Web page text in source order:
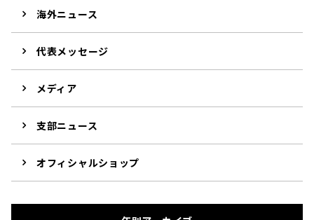
海外ニュース
代表メッセージ
メディア
支部ニュース
オフィシャルショップ